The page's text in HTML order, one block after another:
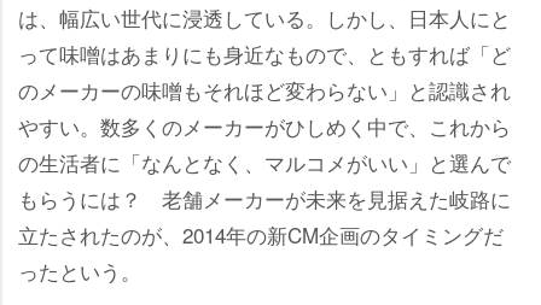
は、幅広い世代に浸透している。しかし、日本人にと
って味噌はあまりにも身近なもので、ともすれば「ど
のメーカーの味噌もそれほど変わらない」と認識され
すい。数多くのメーカーがひしめく中で、これから
の生活者に「なんとなく、マルコメがいい」と選んで
もらうには？ 老舗メーカーが未来を見据えた岐路に
立たされたのが、2014年の新CM企画のタイミングだ
ったという。